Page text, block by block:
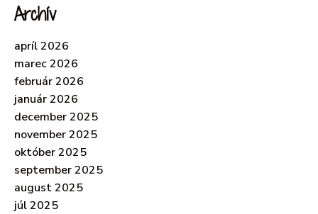
Archív
apríl 2026
marec 2026
február 2026
január 2026
december 2025
november 2025
október 2025
september 2025
august 2025
júl 2025